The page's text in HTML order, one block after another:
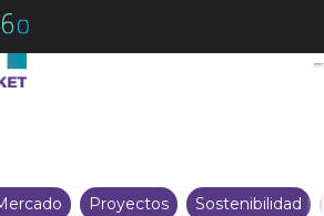
Qualcomm acelera su apuesta
Proyectos Sostenibilidad